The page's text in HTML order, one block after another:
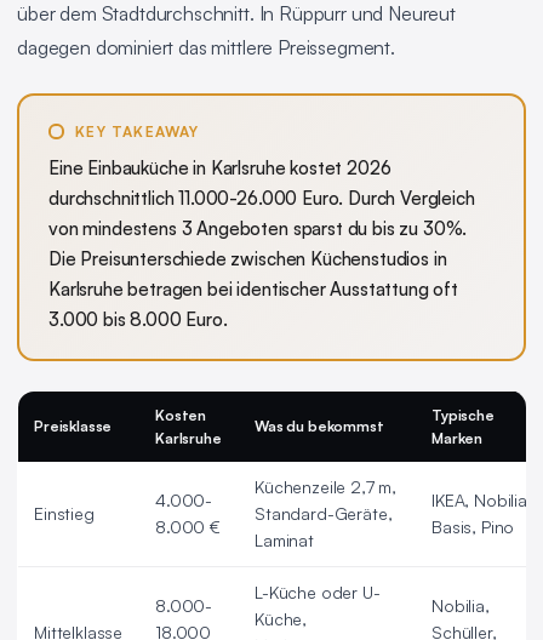
über dem Stadtdurchschnitt. In Rüppurr und Neureut
dagegen dominiert das mittlere Preissegment.
KEY TAKEAWAY
Eine Einbauküche in Karlsruhe kostet 2026
durchschnittlich 11.000-26.000 Euro. Durch Vergleich
von mindestens 3 Angeboten sparst du bis zu 30%.
Die Preisunterschiede zwischen Küchenstudios in
Karlsruhe betragen bei identischer Ausstattung oft
3.000 bis 8.000 Euro.
Preisklasse
Kosten
Karlsruhe
Was du bekommst
Typische
Marken
Einstieg
4.000-
8.000 €
Küchenzeile 2,7 m,
Standard-Geräte,
Laminat
IKEA, Nobilia
Basis, Pino
Mittelklasse
8.000-
18.000
L-Küche oder U-
Küche,
Nobilia,
Schüller,